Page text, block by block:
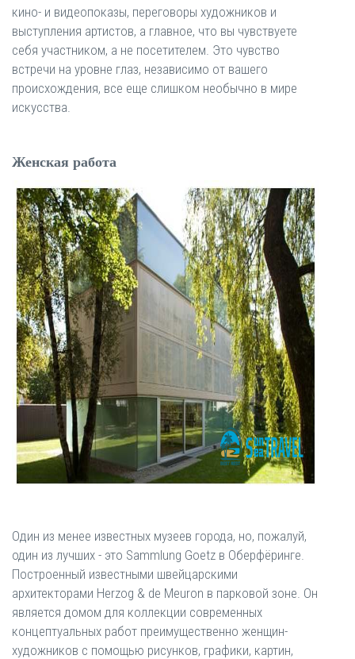
кино- и видеопоказы, переговоры художников и
выступления артистов, а главное, что вы чувствуете
себя участником, а не посетителем. Это чувство
встречи на уровне глаз, независимо от вашего
происхождения, все еще слишком необычно в мире
искусства.
Женская работа
Один из менее известных музеев города, но, пожалуй,
один из лучших - это Sammlung Goetz в Оберфёринге.
Построенный известными швейцарскими
архитекторами Herzog & de Meuron в парковой зоне. Он
является домом для коллекции современных
концептуальных работ преимущественно женщин-
художников с помощью рисунков, графики, картин,